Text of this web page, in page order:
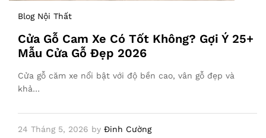
Blog Nội Thất
Cửa Gỗ Cam Xe Có Tốt Không? Gợi Ý 25+
Mẫu Cửa Gỗ Đẹp 2026
Cửa gỗ căm xe nổi bật với độ bền cao, vân gỗ đẹp và
khả…
24 Tháng 5, 2026 by Đinh Cường